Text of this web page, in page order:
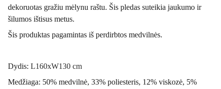
dekoruotas gražiu mėlynu raštu. Šis pledas suteikia jaukumo ir
šilumos ištisus metus.
Šis produktas pagamintas iš perdirbtos medvilnės.
Dydis: L160xW130 cm
Medžiaga: 50% medvilnė, 33% poliesteris, 12% viskozė, 5%